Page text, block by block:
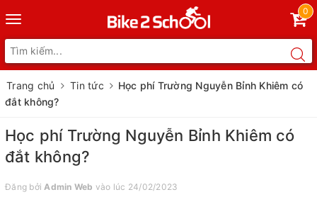
Toggle
navigation
0
Trang chủ Tin tức
Học phí Trường Nguyễn Bỉnh Khiêm có
đắt không?
Học phí Trường Nguyễn Bỉnh Khiêm có
đắt không?
Đăng bởiAdmin Web vào lúc 24/02/2023